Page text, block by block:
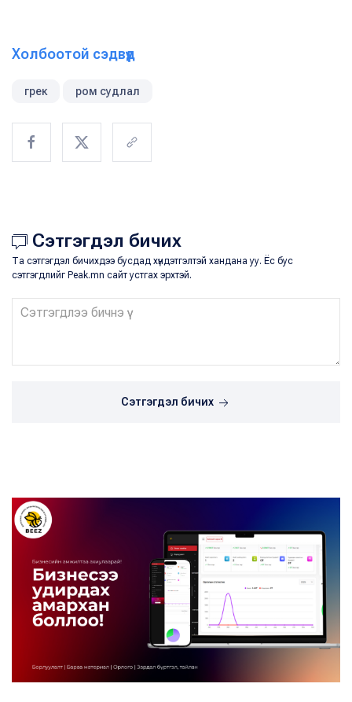
Холбоотой сэдвүүд
грек ром судлал
Сэтгэгдэл бичих
Та сэтгэгдэл бичихдээ бусдад хүндэтгэлтэй хандана уу. Ёс бус
сэтгэгдлийг Peak.mn сайт устгах эрхтэй.
Сэтгэгдэл бичих